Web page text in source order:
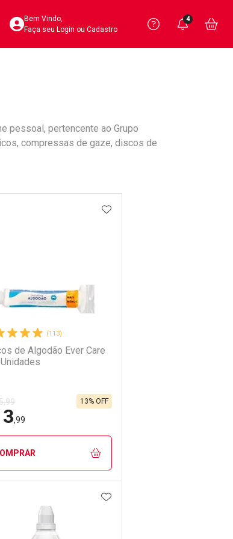
Acesse sua Conta
Bem Vindo,
Faça seu Login ou Cadastro
Precisa
Ver Recursos
Você
4
pessoal, pertencente ao Grupo
compressas de gaze, discos de
AOS FAVORITOS
(113)
de Algodão Ever Care
,99
13% OFF
ADICIONAR AOS
FECHAR
FECHAR
Menos
AOS FAVORITOS ADICIONAR AOS